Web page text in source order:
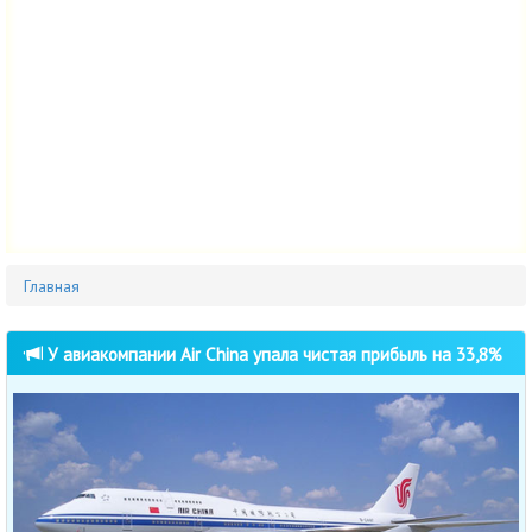
Главная
У авиакомпании Air China упала чистая прибыль на 33,8%